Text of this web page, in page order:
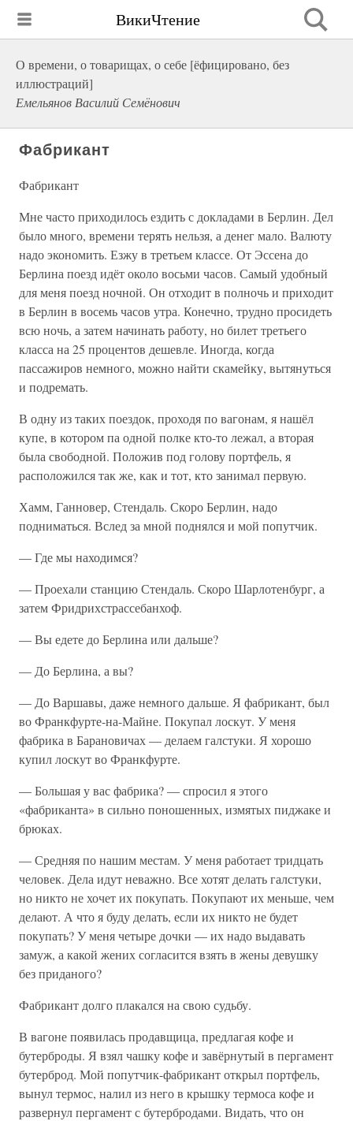
ВикиЧтение
О времени, о товарищах, о себе [ёфицировано, без
иллюстраций]
Емельянов Василий Семёнович
Фабрикант
Фабрикант
Мне часто приходилось ездить с докладами в Берлин. Дел
было много, времени терять нельзя, а денег мало. Валюту
надо экономить. Езжу в третьем классе. От Эссена до
Берлина поезд идёт около восьми часов. Самый удобный
для меня поезд ночной. Он отходит в полночь и приходит
в Берлин в восемь часов утра. Конечно, трудно просидеть
всю ночь, а затем начинать работу, но билет третьего
класса на 25 процентов дешевле. Иногда, когда
пассажиров немного, можно найти скамейку, вытянуться
и подремать.
В одну из таких поездок, проходя по вагонам, я нашёл
купе, в котором па одной полке кто-то лежал, а вторая
была свободной. Положив под голову портфель, я
расположился так же, как и тот, кто занимал первую.
Хамм, Ганновер, Стендаль. Скоро Берлин, надо
подниматься. Вслед за мной поднялся и мой попутчик.
— Где мы находимся?
— Проехали станцию Стендаль. Скоро Шарлотенбург, а
затем Фридрихстрассебанхоф.
— Вы едете до Берлина или дальше?
— До Берлина, а вы?
— До Варшавы, даже немного дальше. Я фабрикант, был
во Франкфурте-на-Майне. Покупал лоскут. У меня
фабрика в Барановичах — делаем галстуки. Я хорошо
купил лоскут во Франкфурте.
— Большая у вас фабрика? — спросил я этого
«фабриканта» в сильно поношенных, измятых пиджаке и
брюках.
— Средняя по нашим местам. У меня работает тридцать
человек. Дела идут неважно. Все хотят делать галстуки,
но никто не хочет их покупать. Покупают их меньше, чем
делают. А что я буду делать, если их никто не будет
покупать? У меня четыре дочки — их надо выдавать
замуж, а какой жених согласится взять в жены девушку
без приданого?
Фабрикант долго плакался на свою судьбу.
В вагоне появилась продавщица, предлагая кофе и
бутерброды. Я взял чашку кофе и завёрнутый в пергамент
бутерброд. Мой попутчик-фабрикант открыл портфель,
вынул термос, налил из него в крышку термоса кофе и
развернул пергамент с бутербродами. Видать, что он